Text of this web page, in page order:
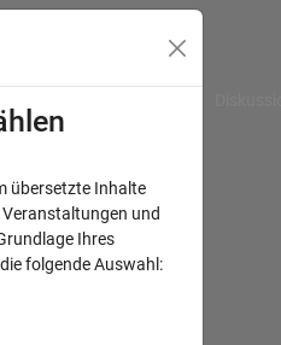
übersetzte Inhalte
und
Ihres
folgende Auswahl: